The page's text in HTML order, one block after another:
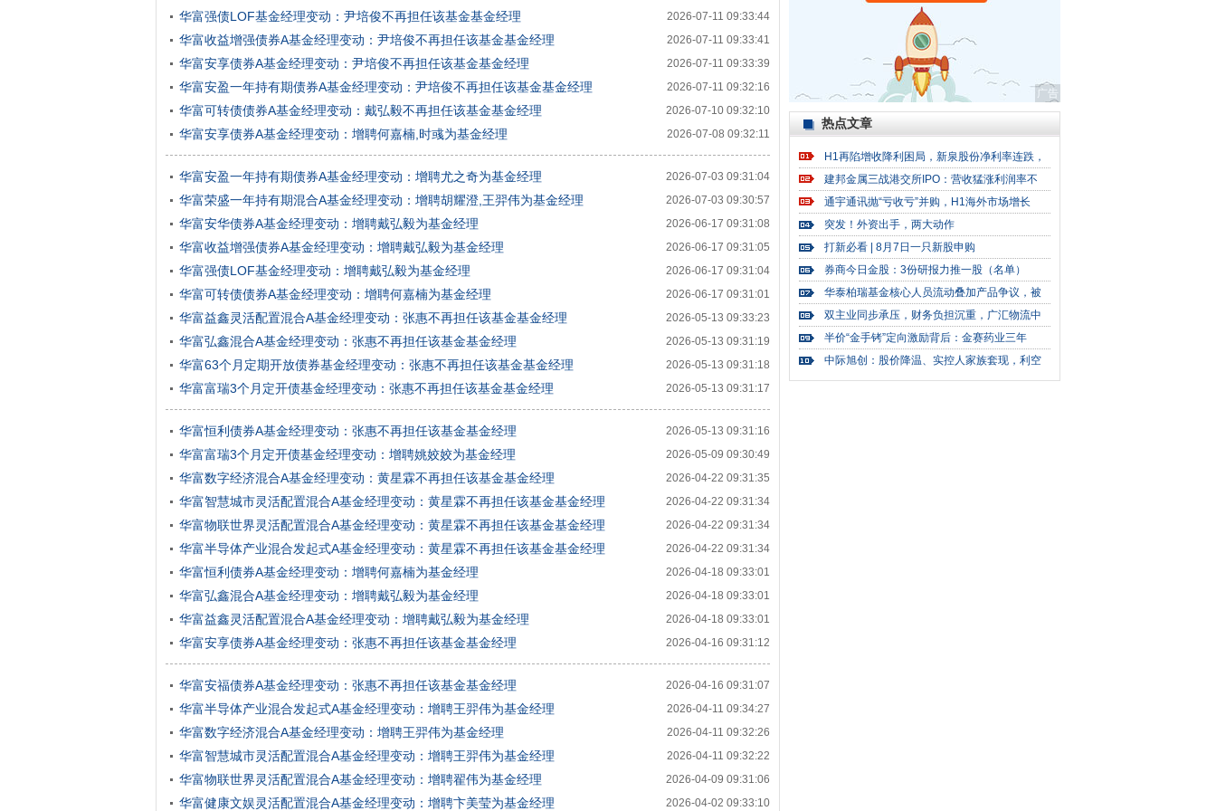
2026-07-11 09:33:44
华富强债LOF基金经理变动：尹培俊不再担任该基金基金经理
2026-07-11 09:33:41
华富收益增强债券A基金经理变动：尹培俊不再担任该基金基金经理
2026-07-11 09:33:39
华富安享债券A基金经理变动：尹培俊不再担任该基金基金经理
2026-07-11 09:32:16
华富安盈一年持有期债券A基金经理变动：尹培俊不再担任该基金基金经理
2026-07-10 09:32:10
华富可转债债券A基金经理变动：戴弘毅不再担任该基金基金经理
2026-07-08 09:32:11
华富安享债券A基金经理变动：增聘何嘉楠,时彧为基金经理
2026-07-03 09:31:04
华富安盈一年持有期债券A基金经理变动：增聘尤之奇为基金经理
2026-07-03 09:30:57
华富荣盛一年持有期混合A基金经理变动：增聘胡耀澄,王羿伟为基金经理
2026-06-17 09:31:08
华富安华债券A基金经理变动：增聘戴弘毅为基金经理
2026-06-17 09:31:05
华富收益增强债券A基金经理变动：增聘戴弘毅为基金经理
2026-06-17 09:31:04
华富强债LOF基金经理变动：增聘戴弘毅为基金经理
2026-06-17 09:31:01
华富可转债债券A基金经理变动：增聘何嘉楠为基金经理
2026-05-13 09:33:23
华富益鑫灵活配置混合A基金经理变动：张惠不再担任该基金基金经理
2026-05-13 09:31:19
华富弘鑫混合A基金经理变动：张惠不再担任该基金基金经理
2026-05-13 09:31:18
华富63个月定期开放债券基金经理变动：张惠不再担任该基金基金经理
2026-05-13 09:31:17
华富富瑞3个月定开债基金经理变动：张惠不再担任该基金基金经理
2026-05-13 09:31:16
华富恒利债券A基金经理变动：张惠不再担任该基金基金经理
2026-05-09 09:30:49
华富富瑞3个月定开债基金经理变动：增聘姚姣姣为基金经理
2026-04-22 09:31:35
华富数字经济混合A基金经理变动：黄星霖不再担任该基金基金经理
2026-04-22 09:31:34
华富智慧城市灵活配置混合A基金经理变动：黄星霖不再担任该基金基金经理
2026-04-22 09:31:34
华富物联世界灵活配置混合A基金经理变动：黄星霖不再担任该基金基金经理
2026-04-22 09:31:34
华富半导体产业混合发起式A基金经理变动：黄星霖不再担任该基金基金经理
2026-04-18 09:33:01
华富恒利债券A基金经理变动：增聘何嘉楠为基金经理
2026-04-18 09:33:01
华富弘鑫混合A基金经理变动：增聘戴弘毅为基金经理
2026-04-18 09:33:01
华富益鑫灵活配置混合A基金经理变动：增聘戴弘毅为基金经理
2026-04-16 09:31:12
华富安享债券A基金经理变动：张惠不再担任该基金基金经理
2026-04-16 09:31:07
华富安福债券A基金经理变动：张惠不再担任该基金基金经理
2026-04-11 09:34:27
华富半导体产业混合发起式A基金经理变动：增聘王羿伟为基金经理
2026-04-11 09:32:26
华富数字经济混合A基金经理变动：增聘王羿伟为基金经理
2026-04-11 09:32:22
华富智慧城市灵活配置混合A基金经理变动：增聘王羿伟为基金经理
2026-04-09 09:31:06
华富物联世界灵活配置混合A基金经理变动：增聘翟伟为基金经理
2026-04-02 09:33:10
华富健康文娱灵活配置混合A基金经理变动：增聘卞美莹为基金经理
广告
热点文章
H1再陷增收降利困局，新泉股份净利率连跌，
建邦金属三战港交所IPO：营收猛涨利润率不
通宇通讯抛“亏收亏”并购，H1海外市场增长
突发！外资出手，两大动作
打新必看 | 8月7日一只新股申购
券商今日金股：3份研报力推一股（名单）
华泰柏瑞基金核心人员流动叠加产品争议，被
双主业同步承压，财务负担沉重，广汇物流中
半价“金手铐”定向激励背后：金赛药业三年
中际旭创：股价降温、实控人家族套现，利空